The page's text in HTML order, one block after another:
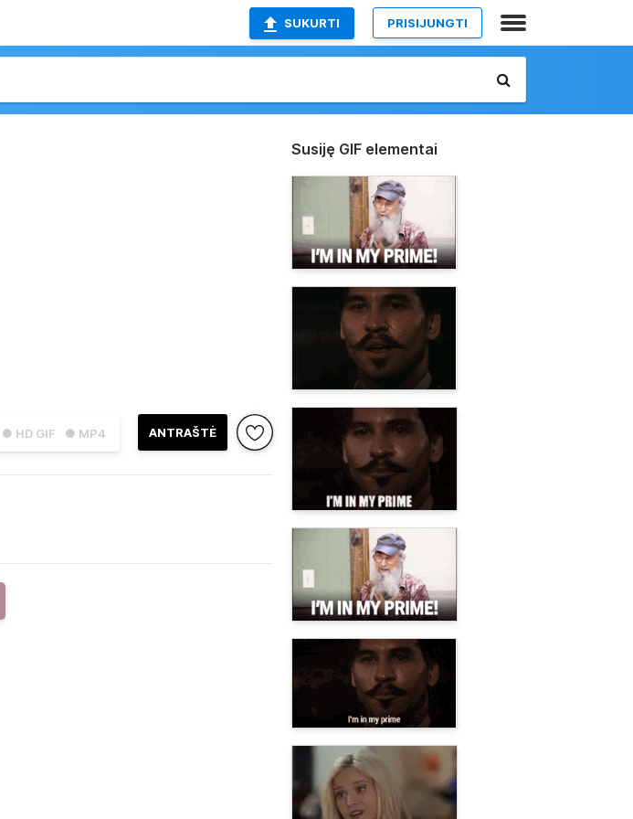
SUKURTI PRISIJUNGTI
● HD GIF ● MP4 ANTRAŠTĖ
Susiję GIF elementai